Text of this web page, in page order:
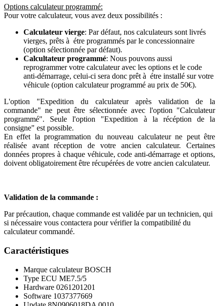
Options calculateur programmé:
Pour votre calculateur, vous avez deux possibilités :
Calculateur vierge: Par défaut, nos calculateurs sont livrés
vierges, prêts à étre programmés par le concessionnaire
(option sélectionnée par défaut).
Calcultateur programmé: Nous pouvons aussi
reprogrammer votre calculateur avec les options et le code
anti-démarrage, celui-ci sera donc prêt à étre installé sur votre
véhicule (option calculateur programmé au prix de 50€).
L'option "Expedition du calculateur après validation de la
commande" ne peut être sélectionnée avec l'option "Calculateur
programmé". Seule l'option "Expedition à la récéption de la
consigne" est possible.
En effet la programmation du nouveau calculateur ne peut être
réalisée avant réception de votre ancien calculateur. Certaines
données propres à chaque véhicule, code anti-démarrage et options,
doivent obligatoirement être récupérées de votre ancien calculateur.
Validation de la commande :
Par précaution, chaque commande est validée par un technicien, qui
si nécessaire vous contactera pour vérifier la compatibilité du
calculateur commandé.
Caractéristiques
Marque calculateur BOSCH
Type ECU ME7.5/5
Hardware 0261201201
Software 1037377669